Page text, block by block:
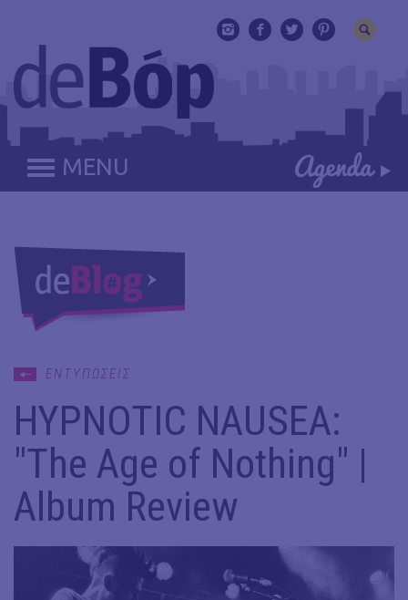
MENU
ΕΝΤΥΠΩΣΕΙΣ
HYPNOTIC NAUSEA:
"The Age of Nothing" |
Album Review